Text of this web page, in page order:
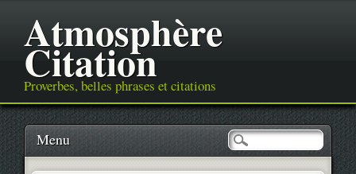
Atmosphère
Citation
Proverbes, belles phrases et citations
Main menu
Skip
content
Menu